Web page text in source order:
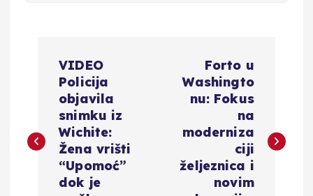
i
VIDEO
Policija
objavila
snimku iz
Wichite:
Žena vrišti
“Upomoć”
dok je
Forto u
Washingto
nu: Fokus
na
moderniza
ciji
željeznica i
novim